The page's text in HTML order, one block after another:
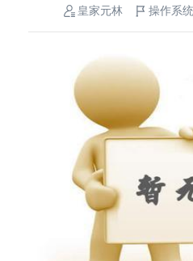
皇家元林 操作系统